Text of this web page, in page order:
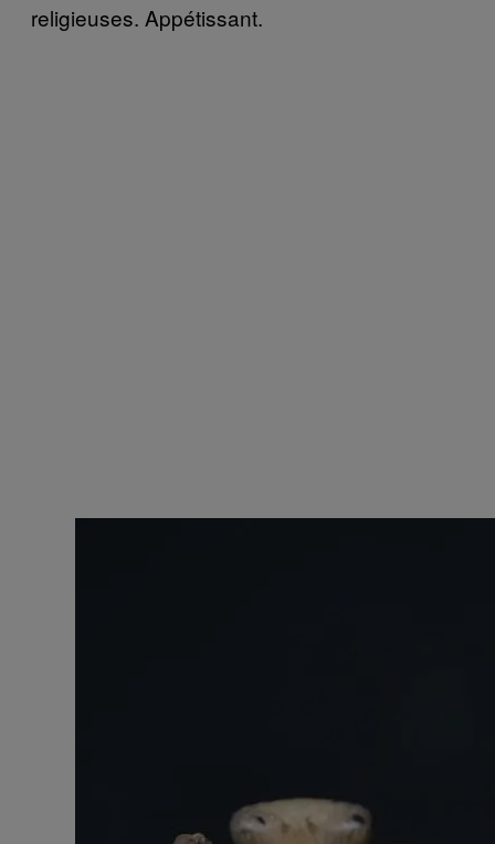
religieuses. Appétissant.